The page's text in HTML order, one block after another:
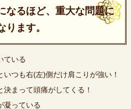
なるほど、重大な問題に
ります。
ている
つも右(左)側だけ肩こりが強い！
決まって頭痛がしてくる！
凝っている